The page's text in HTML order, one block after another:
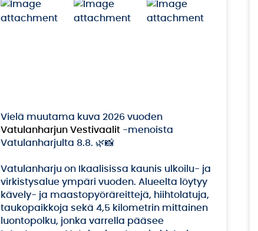
Vielä muutama kuva 2026 vuoden
Vatulanharjun Vestivaalit-menoista
Vatulanharjulta 8.8. 🌿📸
Vatulanharju on Ikaalisissa kaunis ulkoilu- ja
virkistysalue ympäri vuoden. Alueelta löytyy
kävely- ja maastopyöräreittejä, hiihtolatuja,
taukopaikkoja sekä 4,5 kilometrin mittainen
luontopolku, jonka varrella pääsee